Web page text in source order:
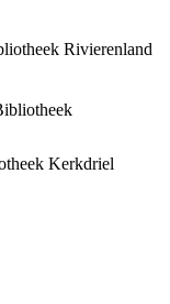
Rivierenland
Kerkdriel